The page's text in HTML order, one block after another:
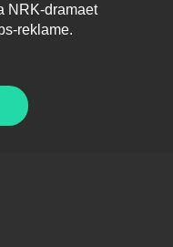
NRK-dramaet
reklame.